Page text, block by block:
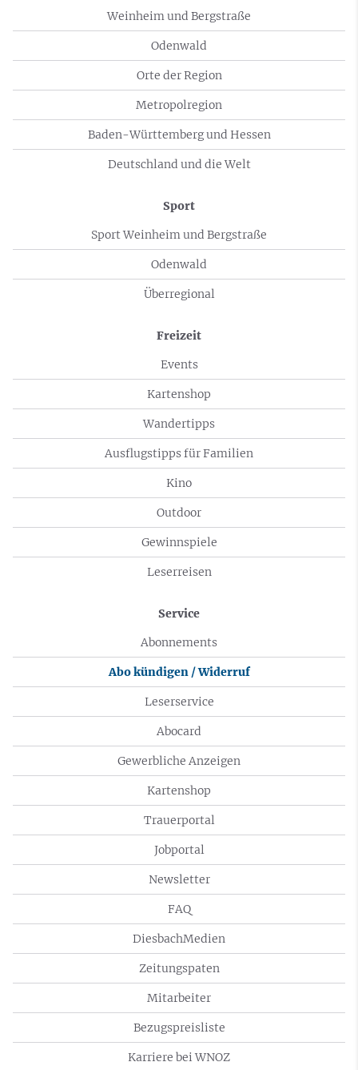
Weinheim und Bergstraße
Odenwald
Orte der Region
Metropolregion
Baden-Württemberg und Hessen
Deutschland und die Welt
Sport
Sport Weinheim und Bergstraße
Odenwald
Überregional
Freizeit
Events
Kartenshop
Wandertipps
Ausflugstipps für Familien
Kino
Outdoor
Gewinnspiele
Leserreisen
Service
Abonnements
Abo kündigen / Widerruf
Leserservice
Abocard
Gewerbliche Anzeigen
Kartenshop
Trauerportal
Jobportal
Newsletter
FAQ
DiesbachMedien
Zeitungspaten
Mitarbeiter
Bezugspreisliste
Karriere bei WNOZ